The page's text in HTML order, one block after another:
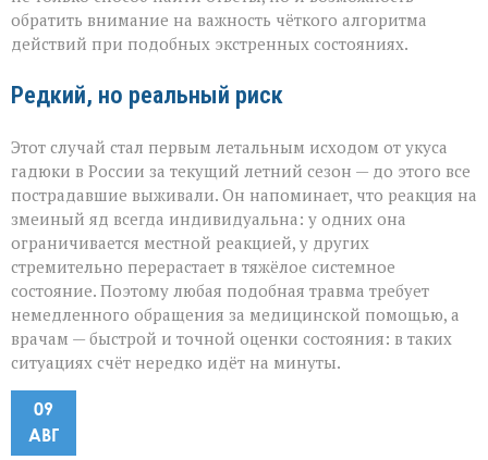
обратить внимание на важность чёткого алгоритма
действий при подобных экстренных состояниях.
Редкий, но реальный риск
Этот случай стал первым летальным исходом от укуса
гадюки в России за текущий летний сезон — до этого все
пострадавшие выживали. Он напоминает, что реакция на
змеиный яд всегда индивидуальна: у одних она
ограничивается местной реакцией, у других
стремительно перерастает в тяжёлое системное
состояние. Поэтому любая подобная травма требует
немедленного обращения за медицинской помощью, а
врачам — быстрой и точной оценки состояния: в таких
ситуациях счёт нередко идёт на минуты.
09
АВГ